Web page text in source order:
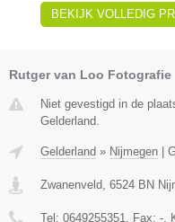
BEKIJK VOLLEDIG
Rutger van Loo Fotografie
Niet gevestigd in de
Gelderland.
Gelderland » Nijmegen
Zwanenveld, 6524 BN
Tel: 0649255351, Fax: -,